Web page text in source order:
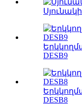
DESB9
DESB8